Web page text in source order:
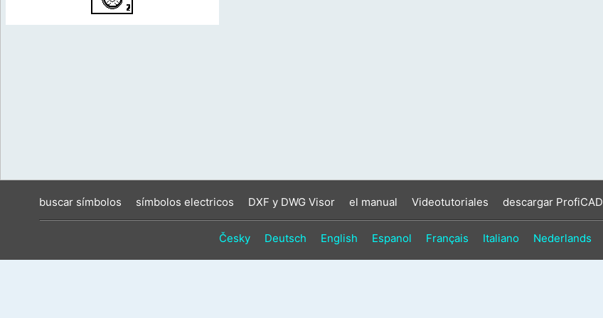
buscar símbolos símbolos electricos DXF y DWG Visor el manual Videotutoriales descargar ProfiCAD
Česky Deutsch English Espanol Français Italiano Nederlands